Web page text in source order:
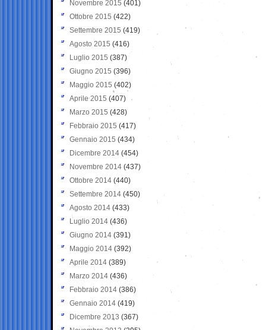
Novembre 2015 (401)
Ottobre 2015 (422)
Settembre 2015 (419)
Agosto 2015 (416)
Luglio 2015 (387)
Giugno 2015 (396)
Maggio 2015 (402)
Aprile 2015 (407)
Marzo 2015 (428)
Febbraio 2015 (417)
Gennaio 2015 (434)
Dicembre 2014 (454)
Novembre 2014 (437)
Ottobre 2014 (440)
Settembre 2014 (450)
Agosto 2014 (433)
Luglio 2014 (436)
Giugno 2014 (391)
Maggio 2014 (392)
Aprile 2014 (389)
Marzo 2014 (436)
Febbraio 2014 (386)
Gennaio 2014 (419)
Dicembre 2013 (367)